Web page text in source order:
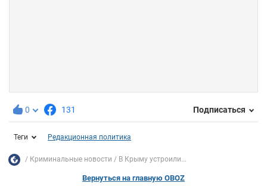
0 131 Подписаться
Теги Редакционная политика
Криминальные новости В Крыму устроили...
Вернуться на главную OBOZ